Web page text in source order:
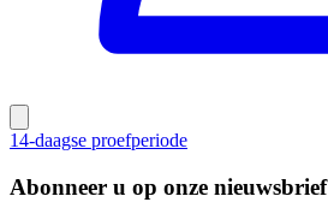
14-daagse proefperiode
Abonneer u op onze nieuwsbrief